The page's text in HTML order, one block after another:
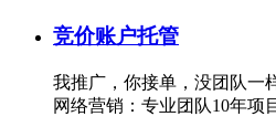
竞价账户托管
我推广，你接单，没团队一
网络营销：专业团队10年项